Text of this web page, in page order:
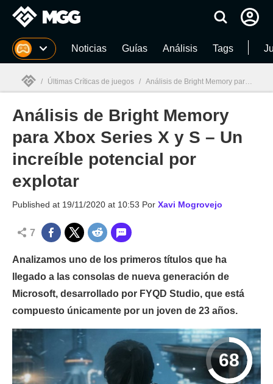
MGG Noticias Guías Análisis Tags
MGG
/ Últimas Críticas de juegos / Análisis de Bright Memory para Xbox Series X y S – Un increíble potencial por explotar
Análisis de Bright Memory
para Xbox Series X y S – Un
increíble potencial por
explotar
Published at 19/11/2020 at 10:53 Por Xavi Mogrovejo
7
Analizamos uno de los primeros títulos que ha
llegado a las consolas de nueva generación de
Microsoft, desarrollado por FYQD Studio, que está
compuesto únicamente por un joven de 23 años.
68